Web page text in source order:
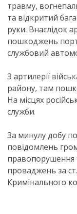
травму,
та відкритий
руки. Внаслідок
пошкоджень
службовий
З артилерії
району, там
На місцях
служби.
За минулу добу
повідомлень
правопорушення
проваджень за
Кримінального